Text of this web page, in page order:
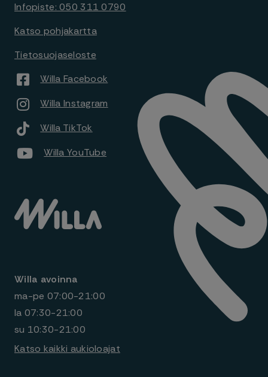
Infopiste: 050 311 0790
Katso pohjakartta
Tietosuojaseloste
Willa Facebook
Willa Instagram
Willa TikTok
Willa YouTube
Willa avoinna
ma-pe 07:00-21:00
la 07:30-21:00
su 10:30-21:00
Katso kaikki aukioloajat